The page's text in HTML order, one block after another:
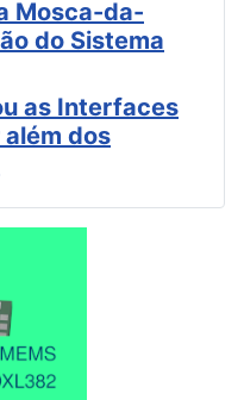
Mosca-da-
do Sistema
as Interfaces
dos